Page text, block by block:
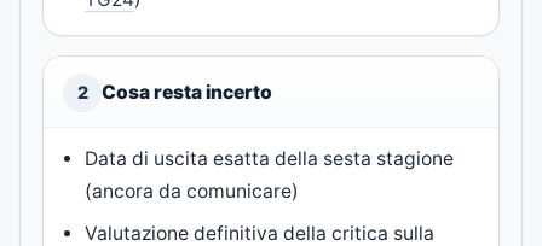
2 Cosa resta incerto
Data di uscita esatta della sesta stagione
(ancora da comunicare)
Valutazione definitiva della critica sulla